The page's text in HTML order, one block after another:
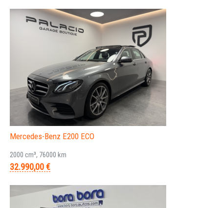
Mercedes-Benz E200 ECO
2000 cm³, 76000 km
32.990,00 €